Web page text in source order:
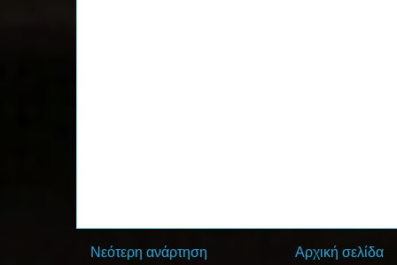
Νεότερη ανάρτηση Αρχική σελίδα